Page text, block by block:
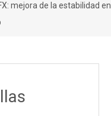
mejora de la estabilidad en